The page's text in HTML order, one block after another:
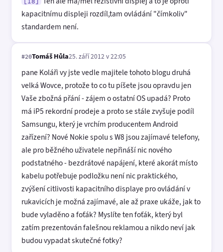
kapacitnímu displeji rozdíl,tam ovládání "čímkoliv"
standardem není.
#20Tomáš Hůla25. září 2012 v 22:05
pane Koláři vy jste vedle majitele tohoto blogu druhá
velká Wovce, protože to co tu píšete jsou opravdu jen
Vaše zbožná přání - zájem o ostatní OS upadá? Proto
má iP5 rekordní prodeje a proto se stále zvyšuje podíl
Samsungu, který je vrchím producentem Android
zařízení? Nové Nokie spolu s W8 jsou zajímavé telefony,
ale pro běžného uživatele nepřináší nic nového
podstatného - bezdrátové napájení, které akorát místo
kabelu potřebuje podložku není nic praktického,
zvýšení citlivosti kapacitního displaye pro ovládání v
rukavicích je možná zajímavé, ale až praxe ukáže, jak to
bude vyladěno a foťák? Myslíte ten foťák, který byl
zatím prezentován falešnou reklamou a nikdo neví jak
budou vypadat skutečné fotky?